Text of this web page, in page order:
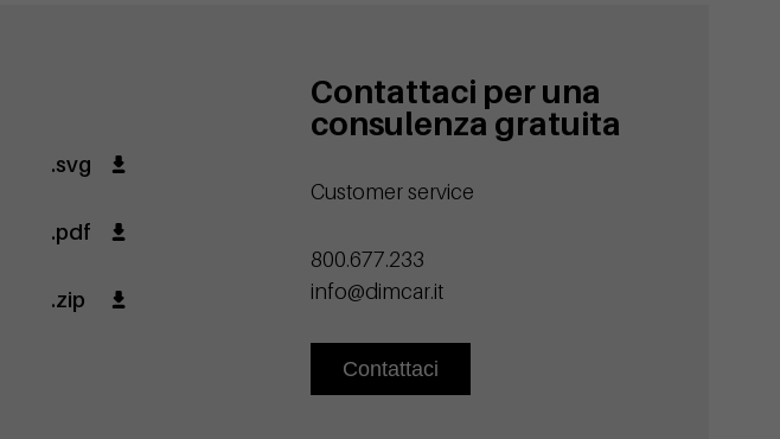
.svg
.pdf
.zip
Contattaci per una
consulenza gratuita
Customer service
800.677.233
info@dimcar.it
Contattaci